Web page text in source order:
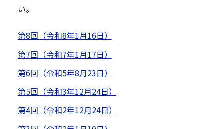
い。
第8回（令和8年1月16日）
第7回（令和7年1月17日）
第6回（令和5年8月23日）
第5回（令和3年12月24日）
第4回（令和2年12月24日）